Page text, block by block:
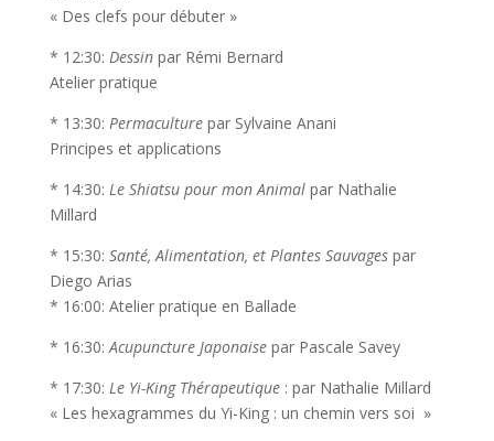
« Des clefs pour débuter »
* 12:30: Dessinpar Rémi Bernard
Atelier pratique
* 13:30: Permaculturepar Sylvaine Anani
Principes et applications
* 14:30: Le Shiatsu pour mon Animalpar Nathalie
Millard
* 15:30: Santé, Alimentation, et Plantes Sauvagespar
Diego Arias
* 16:00: Atelier pratique en Ballade
* 16:30:Acupuncture Japonaisepar Pascale Savey
* 17:30: Le Yi-King Thérapeutique: par Nathalie Millard
« Les hexagrammes du Yi-King : un chemin vers soi »